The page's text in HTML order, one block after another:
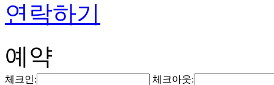
연락하기
예약
체크인: 체크아웃: